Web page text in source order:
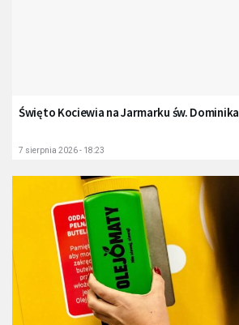
Święto Kociewia na Jarmarku św. Dominika
7 sierpnia 2026 - 18:23